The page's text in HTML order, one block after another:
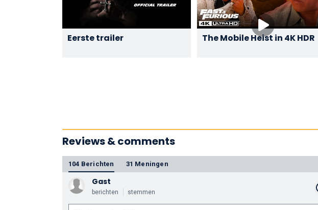
Eerste trailer The Mobile Heist in 4K HDR
Reviews & comments
104 Berichten 31 Meningen
Gast
berichten stemmen